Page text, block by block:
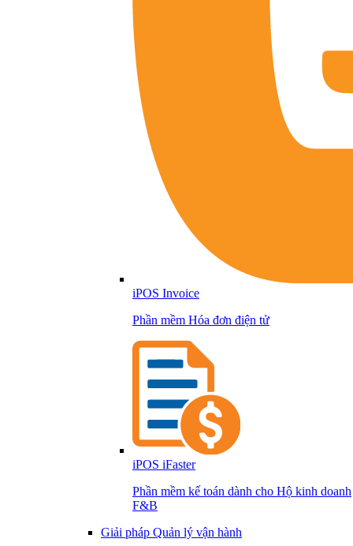
iPOS Invoice
Phần mềm Hóa đơn điện tử
iPOS iFaster
Phần mềm kế toán dành cho Hộ kinh doanh
F&B
Giải pháp Quản lý vận hành